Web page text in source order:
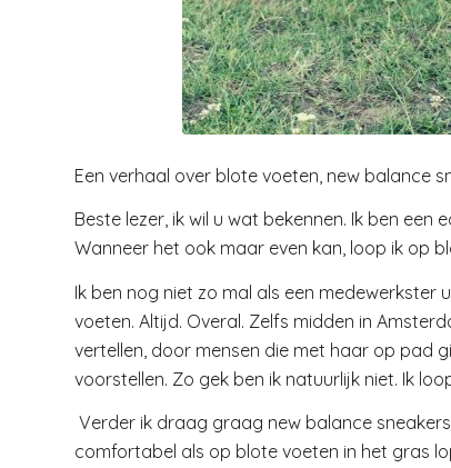
Een verhaal over blote voeten, new balance
Beste lezer, ik wil u wat bekennen. Ik ben een
Wanneer het ook maar even kan, loop ik op
Ik ben nog niet zo mal als een
voeten. Altijd. Overal. Zelfs midden in
vertellen, door mensen die met haar op pad
voorstellen. Zo gek ben ik natuurlijk niet. Ik
Verder ik draag graag new balance
comfortabel als op blote voeten in het gras